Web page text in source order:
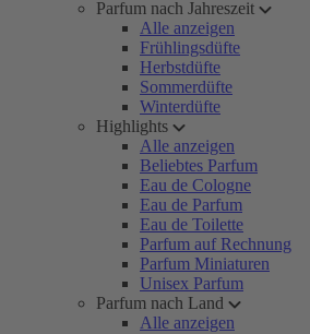
Parfum nach Jahreszeit
Alle anzeigen
Frühlingsdüfte
Herbstdüfte
Sommerdüfte
Winterdüfte
Highlights
Alle anzeigen
Beliebtes Parfum
Eau de Cologne
Eau de Parfum
Eau de Toilette
Parfum auf Rechnung
Parfum Miniaturen
Unisex Parfum
Parfum nach Land
Alle anzeigen